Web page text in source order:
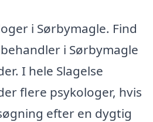
i Sørbymagle. Find
i Sørbymagle
I hele Slagelse
flere psykologer, hvis
efter en dygtig